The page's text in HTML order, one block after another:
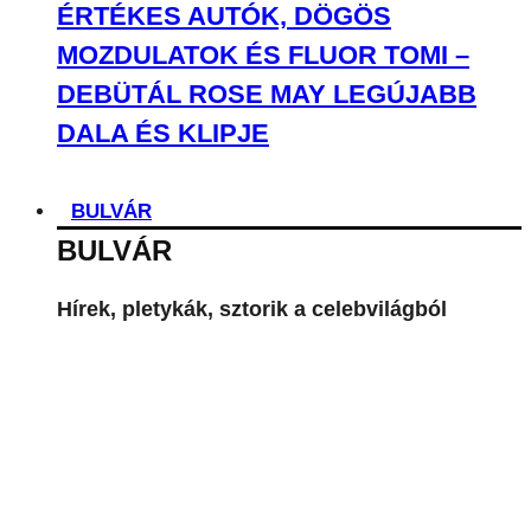
ÉRTÉKES AUTÓK, DÖGÖS
MOZDULATOK ÉS FLUOR TOMI –
DEBÜTÁL ROSE MAY LEGÚJABB
DALA ÉS KLIPJE
BULVÁR
BULVÁR
Hírek, pletykák, sztorik a celebvilágból